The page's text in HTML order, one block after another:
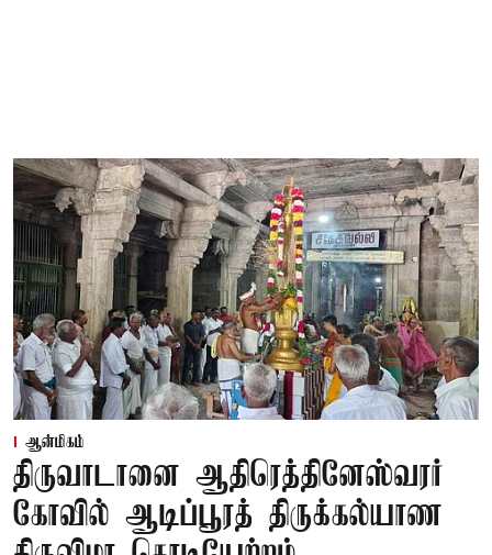
ஆன்மிகம்
திருவாடானை ஆதிரெத்தினேஸ்வரர்
கோவில் ஆடிப்பூரத் திருக்கல்யாண